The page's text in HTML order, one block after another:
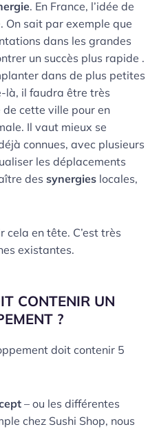
. En France, l’idée de
On sait par exemple que
dans les grandes
un succès plus rapide .
dans de plus petites
là, il faudra être très
cette ville pour en
Il vaut mieux se
connues, avec plusieurs
les déplacements
des synergies locales,
cela en tête. C’est très
existantes.
CONTENIR UN
?
doit contenir 5
– ou les différentes
chez Sushi Shop, nous